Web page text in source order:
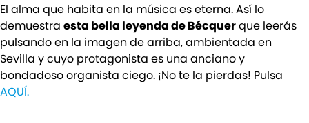
El alma que habita en la música es eterna. Así lo
demuestra esta bella leyenda de Bécquerque leerás
pulsando en la imagen de arriba, ambientada en
Sevilla y cuyo protagonista es una anciano y
bondadoso organista ciego. ¡No te la pierdas! Pulsa
AQUÍ.